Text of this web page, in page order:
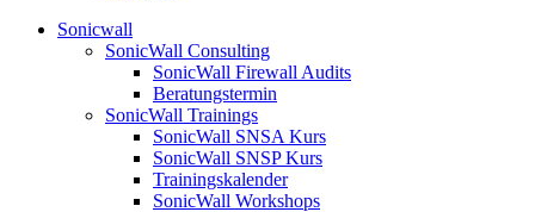
Sonicwall
SonicWall Consulting
SonicWall Firewall Audits
Beratungstermin
SonicWall Trainings
SonicWall SNSA Kurs
SonicWall SNSP Kurs
Trainingskalender
SonicWall Workshops